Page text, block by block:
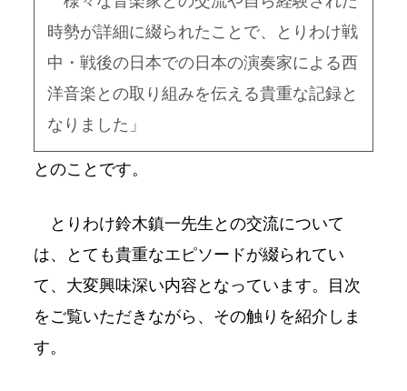
時勢が詳細に綴られたことで、とりわけ戦
中・戦後の日本での日本の演奏家による西
洋音楽との取り組みを伝える貴重な記録と
なりました」
とのことです。
とりわけ鈴木鎮一先生との交流について
は、とても貴重なエピソードが綴られてい
て、大変興味深い内容となっています。目次
をご覧いただきながら、その触りを紹介しま
す。